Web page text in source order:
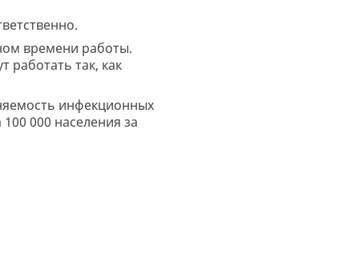
времени работы.
работать так, как
инфекционных
000 населения за